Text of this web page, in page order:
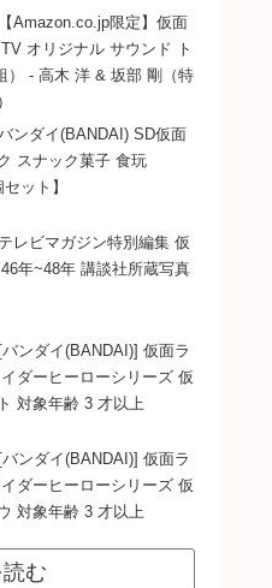
Amazon.co.jp限定】仮面
オリジナル サウンド ト
） - 高木 洋 & 坂部 剛（特
ンダイ(BANDAI) SD仮面
スナック菓子 食玩
ット】
レビマガジン特別編集 仮
年~48年 講談社所蔵写真
バンダイ(BANDAI)] 仮面ラ
ダーヒーローシリーズ 仮
対象年齢 3 才以上
バンダイ(BANDAI)] 仮面ラ
ダーヒーローシリーズ 仮
対象年齢 3 才以上
む